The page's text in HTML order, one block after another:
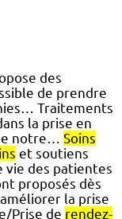
des
de prendre
Traitements
la prise en
notre… Soins
et soutiens
vie des patientes
proposés dès
la prise
Prise de rendez-